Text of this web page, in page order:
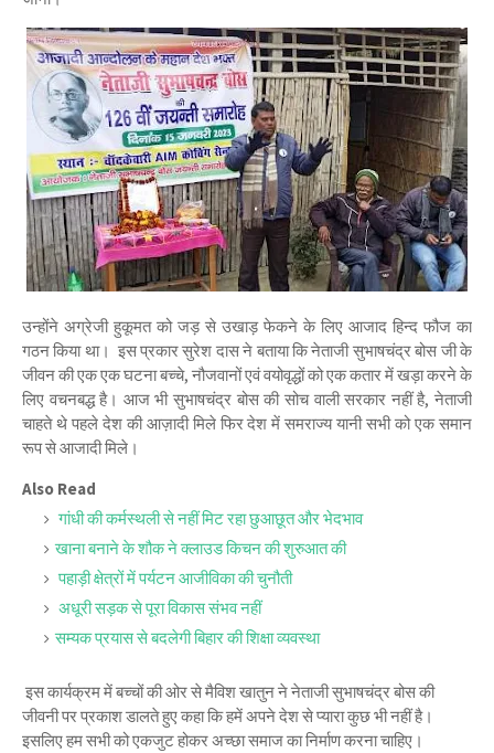
उन्होंने अग्रेजी हुकूमत को जड़ से उखाड़ फेकने के लिए आजाद हिन्द फौज का
गठन किया था। इस प्रकार सुरेश दास ने बताया कि नेताजी सुभाषचंद्र बोस जी के
जीवन की एक एक घटना बच्चे, नौजवानों एवं वयोवृद्धों को एक कतार में खड़ा करने के
लिए वचनबद्ध है। आज भी सुभाषचंद्र बोस की सोच वाली सरकार नहीं है, नेताजी
चाहते थे पहले देश की आज़ादी मिले फिर देश में समराज्य यानी सभी को एक समान
रूप से आजादी मिले।
Also Read
गांधी की कर्मस्थली से नहीं मिट रहा छुआछूत और भेदभाव
खाना बनाने के शौक ने क्लाउड किचन की शुरुआत की
पहाड़ी क्षेत्रों में पर्यटन आजीविका की चुनौती
अधूरी सड़क से पूरा विकास संभव नहीं
सम्यक प्रयास से बदलेगी बिहार की शिक्षा व्यवस्था
इस कार्यक्रम में बच्चों की ओर से मैविश खातुन ने नेताजी सुभाषचंद्र बोस की
जीवनी पर प्रकाश डालते हुए कहा कि हमें अपने देश से प्यारा कुछ भी नहीं है।
इसलिए हम सभी को एकजुट होकर अच्छा समाज का निर्माण करना चाहिए।